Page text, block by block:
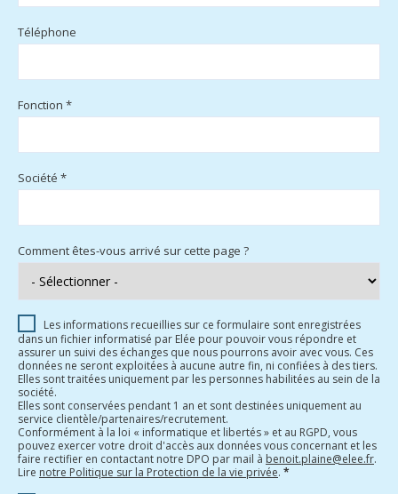
Téléphone
Fonction *
Société *
Comment êtes-vous arrivé sur cette page ?
Les informations recueillies sur ce formulaire sont enregistrées
dans un fichier informatisé par Elée pour pouvoir vous répondre et
assurer un suivi des échanges que nous pourrons avoir avec vous. Ces
données ne seront exploitées à aucune autre fin, ni confiées à des tiers.
Elles sont traitées uniquement par les personnes habilitées au sein de la
société.
Elles sont conservées pendant 1 an et sont destinées uniquement au
service clientèle/partenaires/recrutement.
Conformément à la loi « informatique et libertés » et au RGPD, vous
pouvez exercer votre droit d'accès aux données vous concernant et les
faire rectifier en contactant notre DPO par mail à benoit.plaine@elee.fr.
Lire notre Politique sur la Protection de la vie privée. *